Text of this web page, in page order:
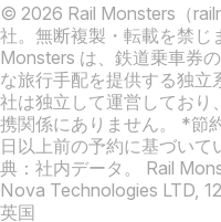
© 2026 Rail Monsters（
社。無断複製・転載を禁じ
Monsters は、鉄道乗車券
な旅行手配を提供する独立
社は独立して運営しており
携関係にありません。 *節
日以上前の予約に基づい
典：社内データ。 Rail
Nova Technologies LTD,
英国